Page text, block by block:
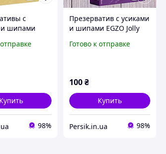
с
и шипами
Купить
98%
Презерватив с усиками
и шипами EGZO Jolly
дизайн)
Готово к отправке
100₴
Купить
Persik.in.ua 98%